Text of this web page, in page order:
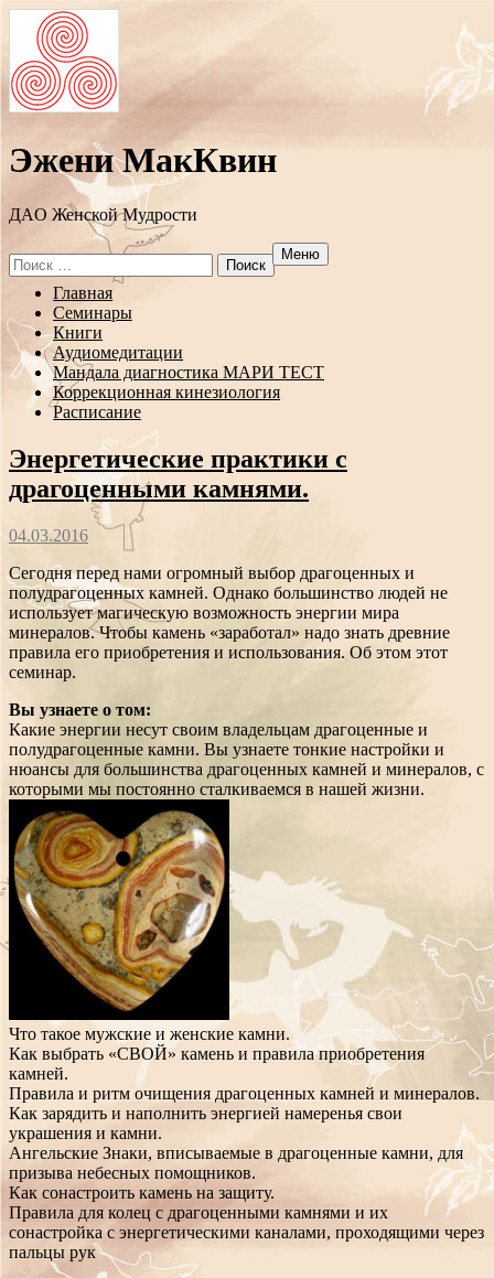
Эжени МакКвин
ДAO Женской Мудрости
Search
for:
Меню
Перейти
содержанию
Главная
Семинары
Книги
Аудиомедитации
Мандала диагностика МАРИ ТЕСТ
Коррекционная кинезиология
Расписание
Энергетические практики с
драгоценными камнями.
04.03.2016
Сегодня перед нами огромный выбор драгоценных и
полудрагоценных камней. Однако большинство людей не
использует магическую возможность энергии мира
минералов. Чтобы камень «заработал» надо знать древние
правила его приобретения и использования. Об этом этот
семинар.
Вы узнаете о том:
Какие энергии несут своим владельцам драгоценные и
полудрагоценные камни. Вы узнаете тонкие настройки и
нюансы для большинства драгоценных камней и минералов, с
которыми мы постоянно сталкиваемся в нашей жизни.
Что такое мужские и женские камни.
Как выбрать «СВОЙ» камень и правила приобретения
камней.
Правила и ритм очищения драгоценных камней и минералов.
Как зарядить и наполнить энергией намеренья свои
украшения и камни.
Ангельские Знаки, вписываемые в драгоценные камни, для
призыва небесных помощников.
Как сонастроить камень на защиту.
Правила для колец с драгоценными камнями и их
сонастройка с энергетическими каналами, проходящими через
пальцы рук